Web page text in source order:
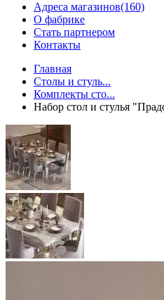
Адреса магазинов(160)
О фабрике
Стать партнером
Контакты
Главная
Столы и стуль...
Комплекты сто...
Набор стол и стулья